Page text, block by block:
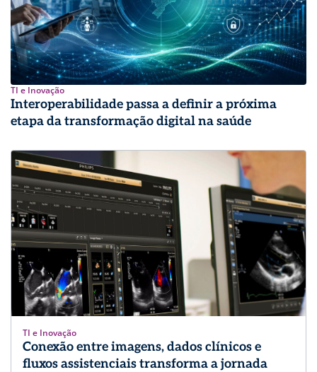
TI e Inovação
Interoperabilidade passa a definir a próxima
etapa da transformação digital na saúde
TI e Inovação
Conexão entre imagens, dados clínicos e
fluxos assistenciais transforma a jornada